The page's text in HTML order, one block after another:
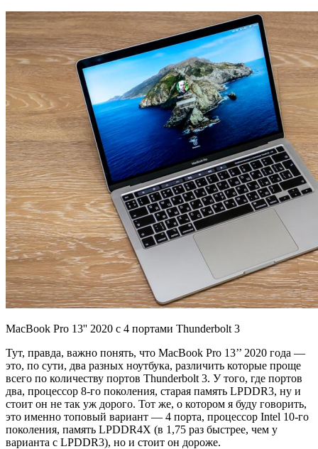
MacBook Pro 13'' 2020 c 4 портами Thunderbolt 3
Тут, правда, важно понять, что MacBook Pro 13’’ 2020 года —
это, по сути, два разных ноутбука, различить которые проще
всего по количеству портов Thunderbolt 3. У того, где портов
два, процессор 8-го поколения, старая память LPDDR3, ну и
стоит он не так уж дорого. Тот же, о котором я буду говорить,
это именно топовый вариант — 4 порта, процессор Intel 10-го
поколения, память LPDDR4X (в 1,75 раз быстрее, чем у
варианта с LPDDR3), но и стоит он дороже.